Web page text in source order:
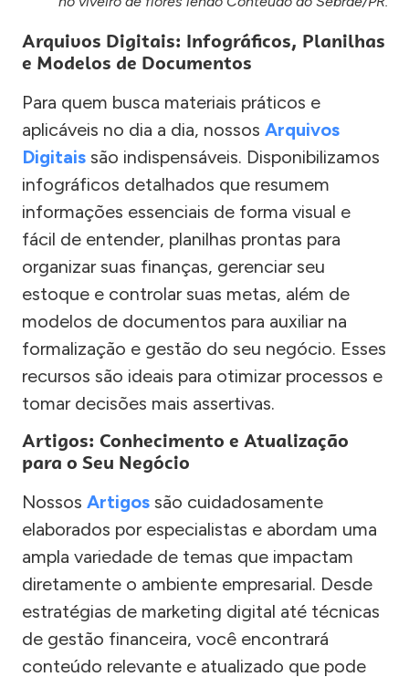
Arquivos Digitais: Infográficos, Planilhas
e Modelos de Documentos
Para quem busca materiais práticos e
aplicáveis no dia a dia, nossos Arquivos
Digitais são indispensáveis. Disponibilizamos
infográficos detalhados que resumem
informações essenciais de forma visual e
fácil de entender, planilhas prontas para
organizar suas finanças, gerenciar seu
estoque e controlar suas metas, além de
modelos de documentos para auxiliar na
formalização e gestão do seu negócio. Esses
recursos são ideais para otimizar processos e
tomar decisões mais assertivas.
Artigos: Conhecimento e Atualização
para o Seu Negócio
Nossos Artigos são cuidadosamente
elaborados por especialistas e abordam uma
ampla variedade de temas que impactam
diretamente o ambiente empresarial. Desde
estratégias de marketing digital até técnicas
de gestão financeira, você encontrará
conteúdo relevante e atualizado que pode